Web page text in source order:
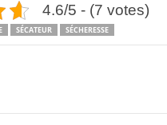
4.6/5 - (7 votes)
SÉCATEUR SÉCHERESSE